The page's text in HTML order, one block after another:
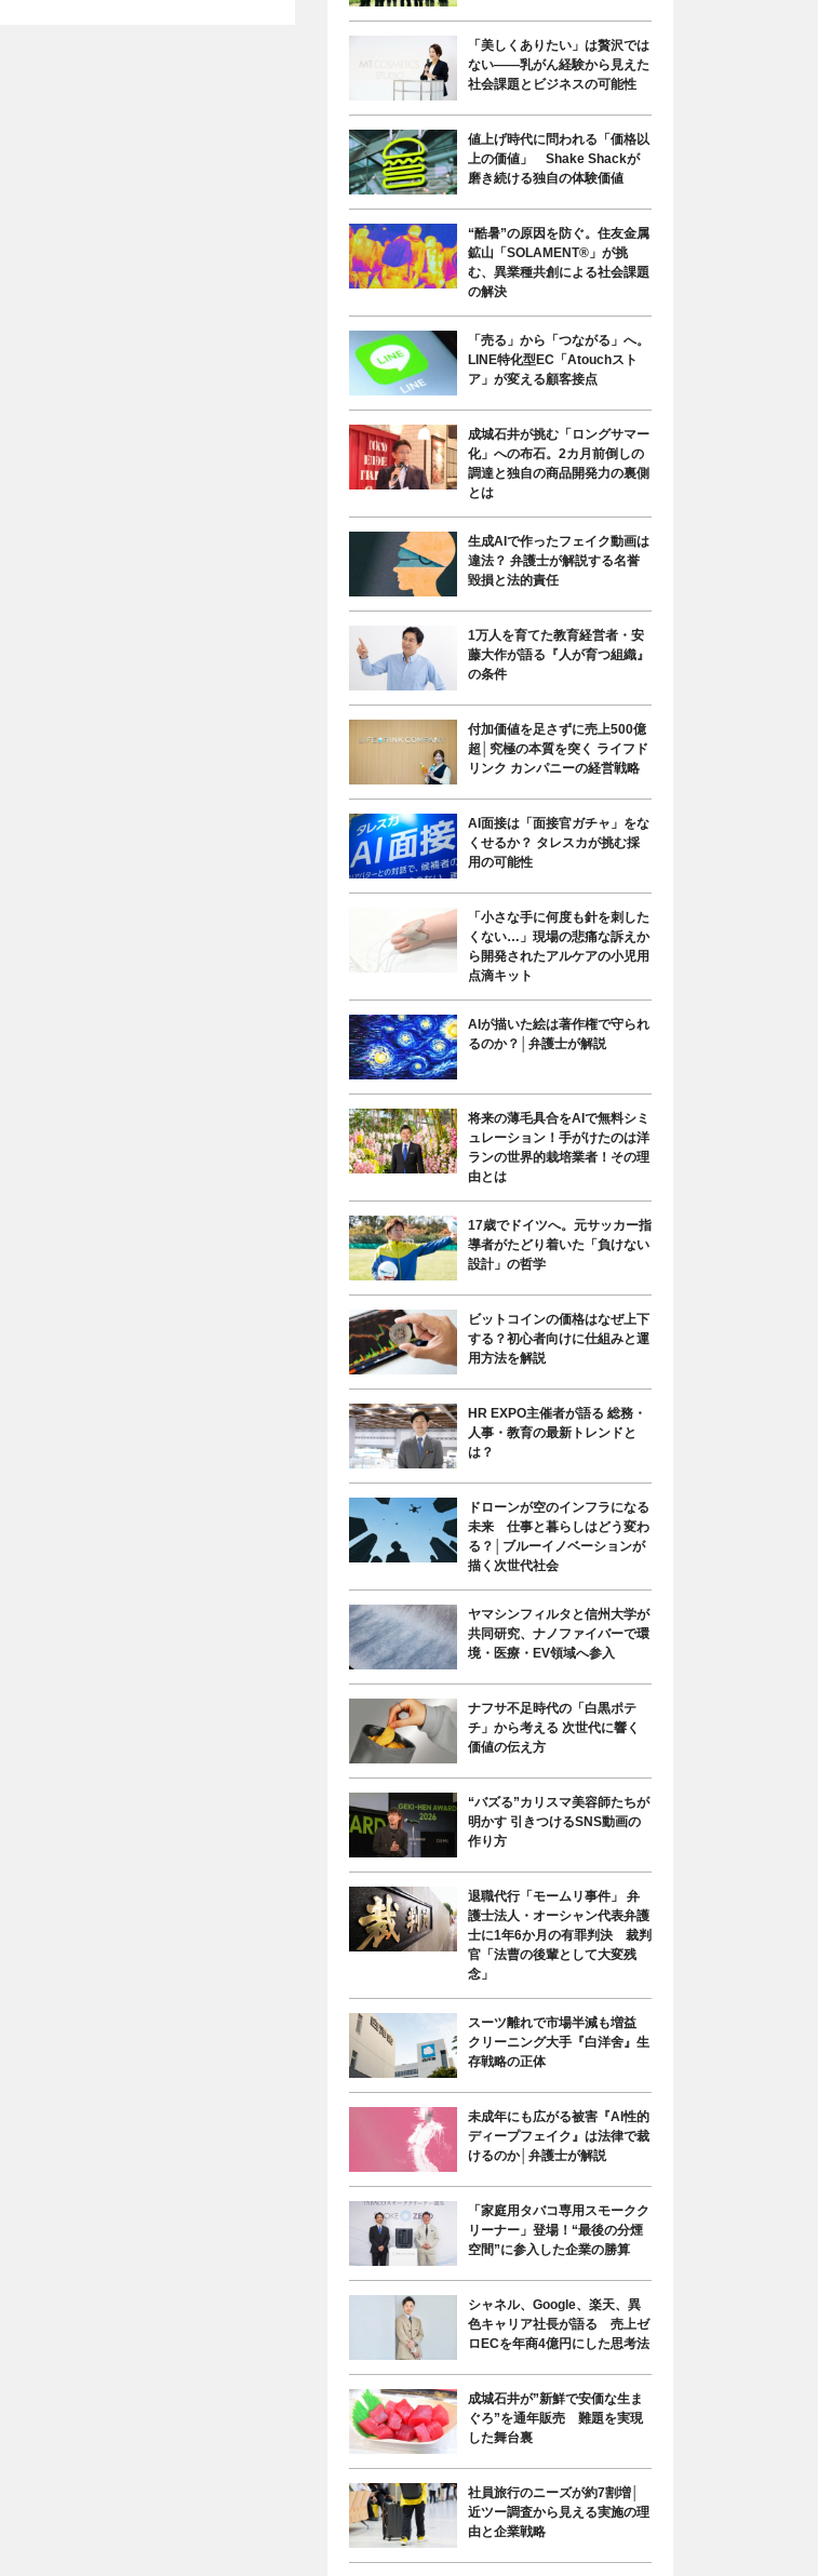
「美しくありたい」は贅沢では
ない――乳がん経験から見えた
社会課題とビジネスの可能性
値上げ時代に問われる「価格以
上の価値」 Shake Shackが
磨き続ける独自の体験価値
“酷暑”の原因を防ぐ。住友金属
鉱山「SOLAMENT®」が挑
む、異業種共創による社会課題
の解決
「売る」から「つながる」へ。
LINE特化型EC「Atouchスト
ア」が変える顧客接点
成城石井が挑む「ロングサマー
化」への布石。2カ月前倒しの
調達と独自の商品開発力の裏側
とは
生成AIで作ったフェイク動画は
違法？ 弁護士が解説する名誉
毀損と法的責任
1万人を育てた教育経営者・安
藤大作が語る『人が育つ組織』
の条件
付加価値を足さずに売上500億
超│究極の本質を突く ライフド
リンク カンパニーの経営戦略
AI面接は「面接官ガチャ」をな
くせるか？ タレスカが挑む採
用の可能性
「小さな手に何度も針を刺した
くない…」現場の悲痛な訴えか
ら開発されたアルケアの小児用
点滴キット
AIが描いた絵は著作権で守られ
るのか？│弁護士が解説
将来の薄毛具合をAIで無料シミ
ュレーション！手がけたのは洋
ランの世界的栽培業者！その理
由とは
17歳でドイツへ。元サッカー指
導者がたどり着いた「負けない
設計」の哲学
ビットコインの価格はなぜ上下
する？初心者向けに仕組みと運
用方法を解説
HR EXPO主催者が語る 総務・
人事・教育の最新トレンドと
は？
ドローンが空のインフラになる
未来 仕事と暮らしはどう変わ
る？│ブルーイノベーションが
描く次世代社会
ヤマシンフィルタと信州大学が
共同研究、ナノファイバーで環
境・医療・EV領域へ参入
ナフサ不足時代の「白黒ポテ
チ」から考える 次世代に響く
価値の伝え方
“バズる”カリスマ美容師たちが
明かす 引きつけるSNS動画の
作り方
退職代行「モームリ事件」 弁
護士法人・オーシャン代表弁護
士に1年6か月の有罪判決 裁判
官「法曹の後輩として大変残
念」
スーツ離れで市場半減も増益
クリーニング大手『白洋舍』生
存戦略の正体
未成年にも広がる被害『AI性的
ディープフェイク』は法律で裁
けるのか│弁護士が解説
「家庭用タバコ専用スモークク
リーナー」登場！“最後の分煙
空間”に参入した企業の勝算
シャネル、Google、楽天、異
色キャリア社長が語る 売上ゼ
ロECを年商4億円にした思考法
成城石井が”新鮮で安価な生ま
ぐろ”を通年販売 難題を実現
した舞台裏
社員旅行のニーズが約7割増│
近ツー調査から見える実施の理
由と企業戦略